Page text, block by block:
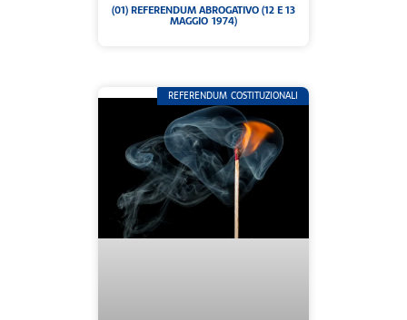
(01) REFERENDUM ABROGATIVO (12 E 13
MAGGIO 1974)
REFERENDUM COSTITUZIONALI